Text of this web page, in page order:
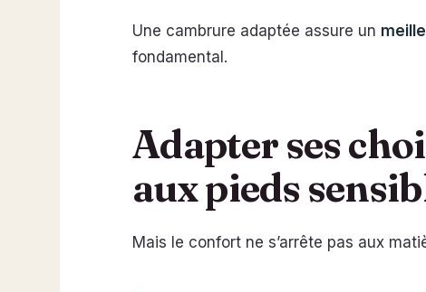
Une cambrure adaptée assure un
fondamental.
Adapter ses
aux pieds
Mais le confort ne s’arrête pas aux